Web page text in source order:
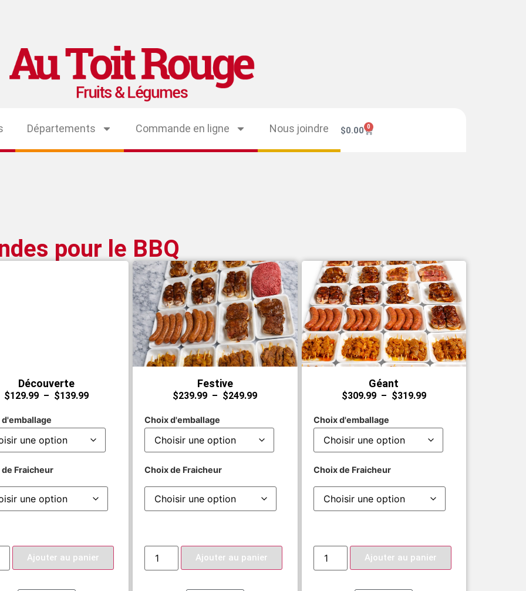
Départements Commande en ligne Nous joindre $0.00 0
pour le BBQ
Découverte
$129.99 – $139.99
Fraicheur
Ajouter au panier
Festive
$239.99 – $249.99
Choix d'emballage
Choix de Fraicheur
Ajouter au panier
Géant
$309.99 – $319.99
Choix d'emballage
Choix de Fraicheur
Ajouter au panier